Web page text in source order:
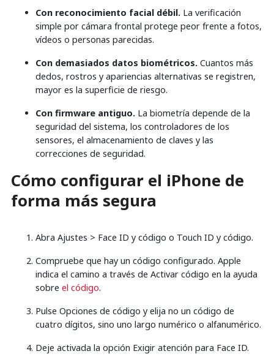
Con reconocimiento facial débil. La verificación
simple por cámara frontal protege peor frente a fotos,
vídeos o personas parecidas.
Con demasiados datos biométricos. Cuantos más
dedos, rostros y apariencias alternativas se registren,
mayor es la superficie de riesgo.
Con firmware antiguo. La biometría depende de la
seguridad del sistema, los controladores de los
sensores, el almacenamiento de claves y las
correcciones de seguridad.
Cómo configurar el iPhone de
forma más segura
Abra Ajustes > Face ID y código o Touch ID y código.
Compruebe que hay un código configurado. Apple
indica el camino a través de Activar código en la ayuda
sobre el código.
Pulse Opciones de código y elija no un código de
cuatro dígitos, sino uno largo numérico o alfanumérico.
Deje activada la opción Exigir atención para Face ID.